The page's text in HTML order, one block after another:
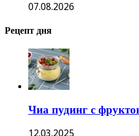
07.08.2026
Рецепт дня
Чиа пудинг с
12.03.2025